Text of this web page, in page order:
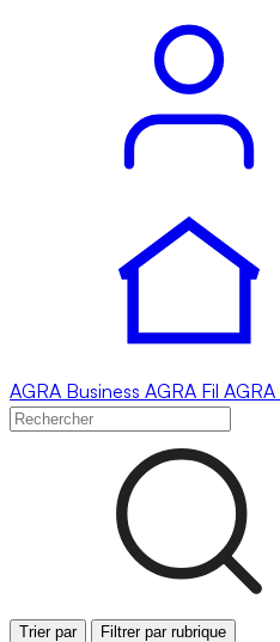
AGRA Business AGRA Fil AGRA
Trier par Filtrer par rubrique